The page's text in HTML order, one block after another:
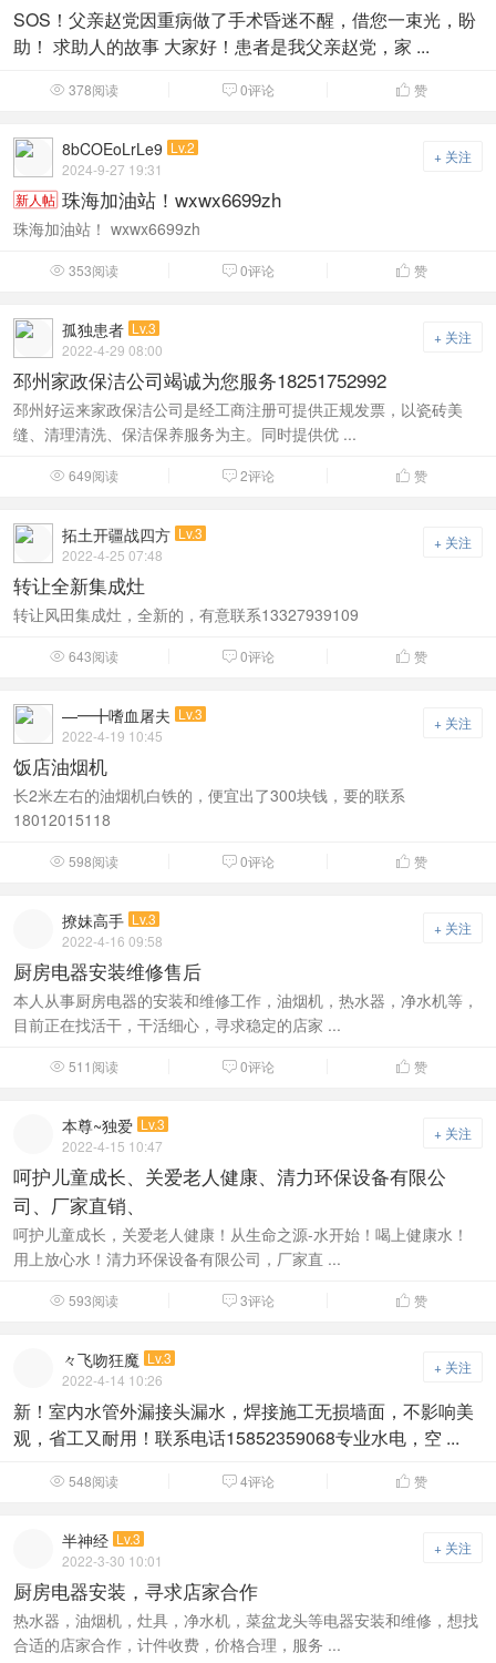
SOS！父亲赵党因重病做了手术昏迷不醒，借您一束光，盼
助！ 求助人的故事 大家好！患者是我父亲赵党，家 ...
 378阅读  0评论  赞
+ 关注
8bCOEoLrLe9 Lv.2
2024-9-27 19:31
新人帖 珠海加油站！wxwx6699zh
珠海加油站！ wxwx6699zh ​​​​​​​
 353阅读  0评论  赞
+ 关注
孤独患者 Lv.3
2022-4-29 08:00
邳州家政保洁公司竭诚为您服务18251752992
邳州好运来家政保洁公司是经工商注册可提供正规发票，以瓷砖美
缝、清理清洗、保洁保养服务为主。同时提供优 ...
 649阅读  2评论  赞
+ 关注
拓土开疆战四方 Lv.3
2022-4-25 07:48
转让全新集成灶
转让风田集成灶，全新的，有意联系13327939109
 643阅读  0评论  赞
+ 关注
—━╋嗜血屠夫 Lv.3
2022-4-19 10:45
饭店油烟机
长2米左右的油烟机白铁的，便宜出了300块钱，要的联系
18012015118
 598阅读  0评论  赞
+ 关注
撩妹高手 Lv.3
2022-4-16 09:58
厨房电器安装维修售后
本人从事厨房电器的安装和维修工作，油烟机，热水器，净水机等，
目前正在找活干，干活细心，寻求稳定的店家 ...
 511阅读  0评论  赞
+ 关注
本尊~独爱 Lv.3
2022-4-15 10:47
呵护儿童成长、关爱老人健康、清力环保设备有限公
司、厂家直销、
呵护儿童成长，关爱老人健康！从生命之源-水开始！喝上健康水！
用上放心水！清力环保设备有限公司，厂家直 ...
 593阅读  3评论  赞
+ 关注
々飞吻狂魔 Lv.3
2022-4-14 10:26
新！室内水管外漏接头漏水，焊接施工无损墙面，不影响美
观，省工又耐用！联系电话15852359068专业水电，空 ...
 548阅读  4评论  赞
+ 关注
半神经 Lv.3
2022-3-30 10:01
厨房电器安装，寻求店家合作
热水器，油烟机，灶具，净水机，菜盆龙头等电器安装和维修，想找
合适的店家合作，计件收费，价格合理，服务 ...